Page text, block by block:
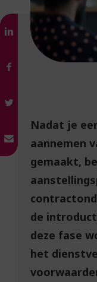
Nadat je
aannemen
gemaakt,
de
deze fase
het